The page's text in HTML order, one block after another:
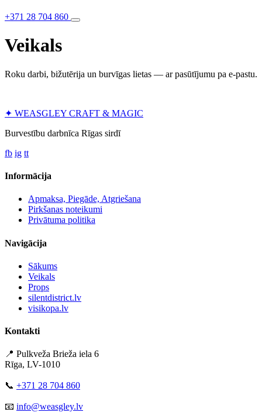
+371 28 704 860
Veikals
Roku darbi, bižutērija un burvīgas lietas — ar pasūtījumu pa e-pastu.
✦ WEASGLEY CRAFT & MAGIC
Burvestību darbnīca Rīgas sirdī
fb ig tt
Informācija
Apmaksa, Piegāde, Atgriešana
Pirkšanas noteikumi
Privātuma politika
Navigācija
Sākums
Veikals
Props
silentdistrict.lv
visikopa.lv
Kontakti
📍 Pulkveža Brieža iela 6
Rīga, LV-1010
📞 +371 28 704 860
📧 info@weasgley.lv